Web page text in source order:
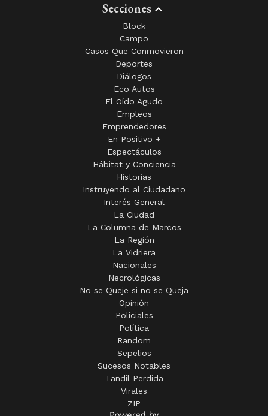
Secciones
Block
Campo
Casos Que Conmovieron
Deportes
Diálogos
Eco Autos
El Oído Agudo
Empleos
Emprendedores
En Positivo +
Espectáculos
Hábitat y Conciencia
Historias
Instruyendo al Ciudadano
Interés General
La Ciudad
La Columna de Marcos
La Región
La Vidriera
Nacionales
Necrológicas
No se Queje si no se Queja
Opinión
Policiales
Política
Random
Sepelios
Sucesos Notables
Tandil Perdida
Virales
ZIP